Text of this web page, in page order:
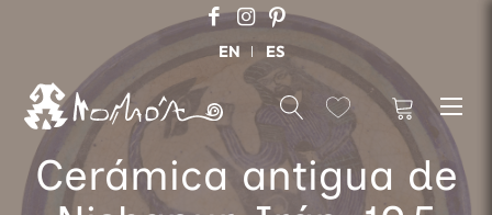
EN ES
Cerámica antigua de